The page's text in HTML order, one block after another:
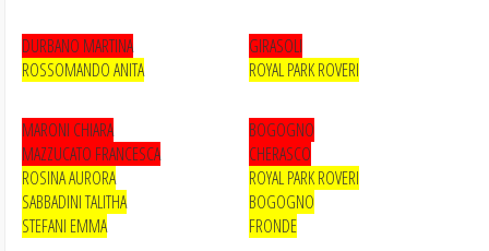
DURBANO MARTINA
GIRASOLI
ROSSOMANDO ANITA
ROYAL PARK ROVERI
MARONI CHIARA
BOGOGNO
MAZZUCATO FRANCESCA
CHERASCO
ROSINA AURORA
ROYAL PARK ROVERI
SABBADINI TALITHA
BOGOGNO
STEFANI EMMA
FRONDE